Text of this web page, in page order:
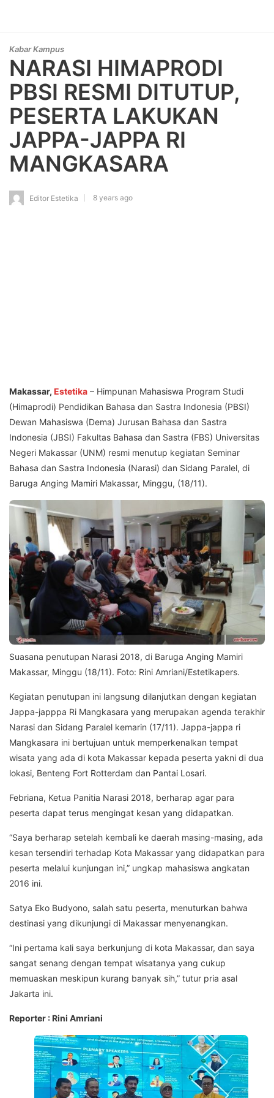
Kabar Kampus
NARASI HIMAPRODI
PBSI RESMI DITUTUP,
PESERTA LAKUKAN
JAPPA-JAPPA RI
MANGKASARA
Editor Estetika 8 years ago
Makassar, Estetika – Himpunan Mahasiswa Program Studi
(Himaprodi) Pendidikan Bahasa dan Sastra Indonesia (PBSI)
Dewan Mahasiswa (Dema) Jurusan Bahasa dan Sastra
Indonesia (JBSI) Fakultas Bahasa dan Sastra (FBS) Universitas
Negeri Makassar (UNM) resmi menutup kegiatan Seminar
Bahasa dan Sastra Indonesia (Narasi) dan Sidang Paralel, di
Baruga Anging Mamiri Makassar, Minggu, (18/11).
Suasana penutupan Narasi 2018, di Baruga Anging Mamiri
Makassar, Minggu (18/11). Foto: Rini Amriani/Estetikapers.
Kegiatan penutupan ini langsung dilanjutkan dengan kegiatan
Jappa-japppa Ri Mangkasara yang merupakan agenda terakhir
Narasi dan Sidang Paralel kemarin (17/11). Jappa-jappa ri
Mangkasara ini bertujuan untuk memperkenalkan tempat
wisata yang ada di kota Makassar kepada peserta yakni di dua
lokasi, Benteng Fort Rotterdam dan Pantai Losari.
Febriana, Ketua Panitia Narasi 2018, berharap agar para
peserta dapat terus mengingat kesan yang didapatkan.
“Saya berharap setelah kembali ke daerah masing-masing, ada
kesan tersendiri terhadap Kota Makassar yang didapatkan para
peserta melalui kunjungan ini,” ungkap mahasiswa angkatan
2016 ini.
Satya Eko Budyono, salah satu peserta, menuturkan bahwa
destinasi yang dikunjungi di Makassar menyenangkan.
“Ini pertama kali saya berkunjung di kota Makassar, dan saya
sangat senang dengan tempat wisatanya yang cukup
memuaskan meskipun kurang banyak sih,” tutur pria asal
Jakarta ini.
Reporter : Rini Amriani